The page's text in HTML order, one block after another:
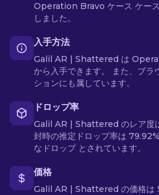
Operation Bravo ケース ケー
しました。
入手方法
Galil AR | Shattered は
から入手できます。 また、ブラ
ションにも属しています。
ドロップ率
Galil AR | Shattered のレア度
封時の推定ドロップ率は
なドロップ とされています。
価格
Galil AR | Shattered の価格は